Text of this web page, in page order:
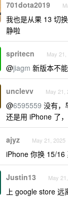
701dota2019
我也是从果 13 切
静啦
spritecn May
@jiagm 新版本不
unclevv May 21,
@6595559 没有，
还是用 iPhone 了
ajyz May 21, 2025
iPhone 你换 15/16
Justin13 May
上 google store